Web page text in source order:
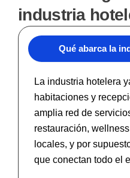
industria
Qué abarca la
La industria hotelera
habitaciones y
amplia red de
restauración,
locales, y por
que conectan todo el